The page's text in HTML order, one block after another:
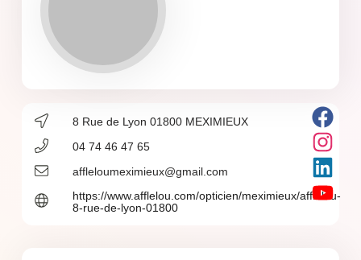
8 Rue de Lyon 01800 MEXIMIEUX
04 74 46 47 65
affleloumeximieux@gmail.com
https://www.afflelou.com/opticien/meximieux/afflelou-
8-rue-de-lyon-01800